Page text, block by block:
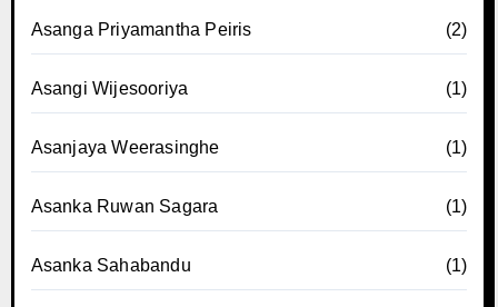
Asanga Priyamantha Peiris (2)
Asangi Wijesooriya (1)
Asanjaya Weerasinghe (1)
Asanka Ruwan Sagara (1)
Asanka Sahabandu (1)